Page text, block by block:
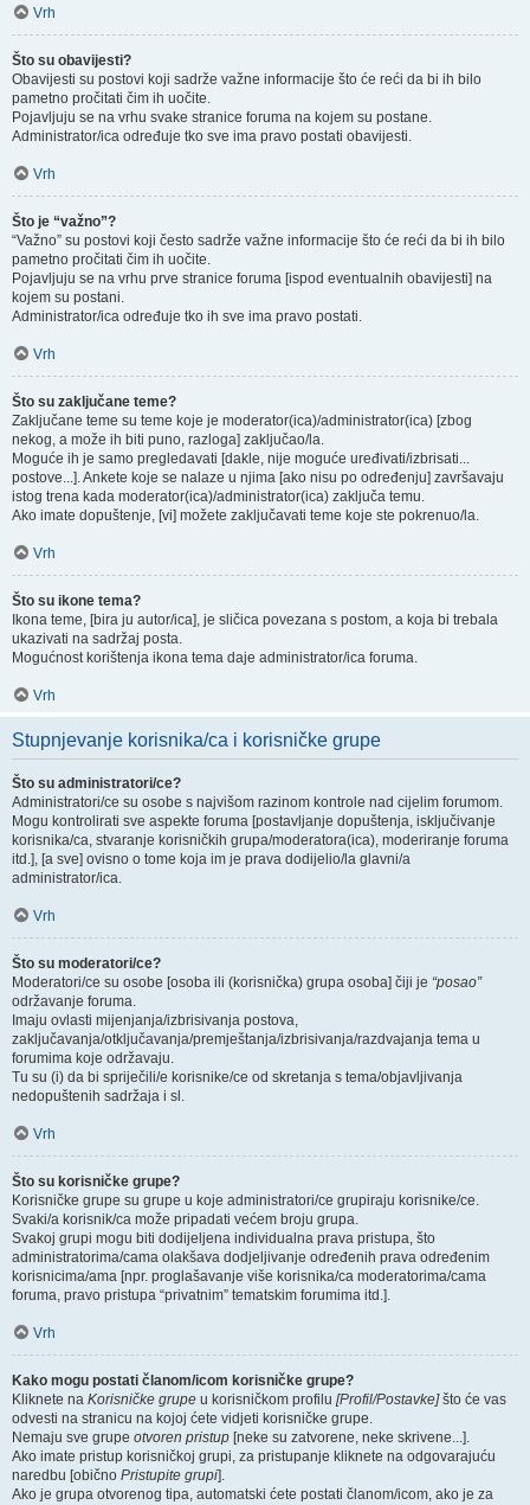
Vrh
Što su obavijesti?
Obavijesti su postovi koji sadrže važne informacije što će reći da bi ih bilo
pametno pročitati čim ih uočite.
Pojavljuju se na vrhu svake stranice foruma na kojem su postane.
Administrator/ica određuje tko sve ima pravo postati obavijesti.
Vrh
Što je “važno”?
“Važno” su postovi koji često sadrže važne informacije što će reći da bi ih bilo
pametno pročitati čim ih uočite.
Pojavljuju se na vrhu prve stranice foruma [ispod eventualnih obavijesti] na
kojem su postani.
Administrator/ica određuje tko ih sve ima pravo postati.
Vrh
Što su zaključane teme?
Zaključane teme su teme koje je moderator(ica)/administrator(ica) [zbog
nekog, a može ih biti puno, razloga] zaključao/la.
Moguće ih je samo pregledavati [dakle, nije moguće uređivati/izbrisati...
postove...]. Ankete koje se nalaze u njima [ako nisu po određenju] završavaju
istog trena kada moderator(ica)/administrator(ica) zaključa temu.
Ako imate dopuštenje, [vi] možete zaključavati teme koje ste pokrenuo/la.
Vrh
Što su ikone tema?
Ikona teme, [bira ju autor/ica], je sličica povezana s postom, a koja bi trebala
ukazivati na sadržaj posta.
Mogućnost korištenja ikona tema daje administrator/ica foruma.
Vrh
Stupnjevanje korisnika/ca i korisničke grupe
Što su administratori/ce?
Administratori/ce su osobe s najvišom razinom kontrole nad cijelim forumom.
Mogu kontrolirati sve aspekte foruma [postavljanje dopuštenja, isključivanje
korisnika/ca, stvaranje korisničkih grupa/moderatora(ica), moderiranje foruma
itd.], [a sve] ovisno o tome koja im je prava dodijelio/la glavni/a
administrator/ica.
Vrh
Što su moderatori/ce?
Moderatori/ce su osobe [osoba ili (korisnička) grupa osoba] čiji je “posao”
održavanje foruma.
Imaju ovlasti mijenjanja/izbrisivanja postova,
zaključavanja/otključavanja/premještanja/izbrisivanja/razdvajanja tema u
forumima koje održavaju.
Tu su (i) da bi spriječili/e korisnike/ce od skretanja s tema/objavljivanja
nedopuštenih sadržaja i sl.
Vrh
Što su korisničke grupe?
Korisničke grupe su grupe u koje administratori/ce grupiraju korisnike/ce.
Svaki/a korisnik/ca može pripadati većem broju grupa.
Svakoj grupi mogu biti dodijeljena individualna prava pristupa, što
administratorima/cama olakšava dodjeljivanje određenih prava određenim
korisnicima/ama [npr. proglašavanje više korisnika/ca moderatorima/cama
foruma, pravo pristupa “privatnim” tematskim forumima itd.].
Vrh
Kako mogu postati članom/icom korisničke grupe?
Kliknete na Korisničke grupe u korisničkom profilu [Profil/Postavke]što će vas
odvesti na stranicu na kojoj ćete vidjeti korisničke grupe.
Nemaju sve grupe otvoren pristup [neke su zatvorene, neke skrivene...].
Ako imate pristup korisničkoj grupi, za pristupanje kliknete na odgovarajuću
naredbu [obično Pristupite grupi].
Ako je grupa otvorenog tipa, automatski ćete postati članom/icom, ako je za